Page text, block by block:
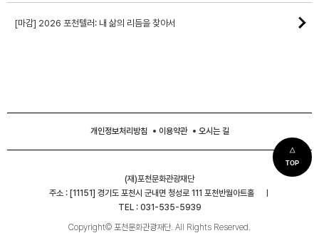
[마감] 2026 포천텔러: 내 삶의 리듬을 찾아서
개인정보처리방침 이용약관 오시는 길
(재)포천문화관광재단
주소 : [11151] 경기도 포천시 군내면 청성로 111 포천반월아트홀
ㅣ
TEL : 031-535-5939
Copyright© 포천문화관광재단. All Rights Reserved.
△
TOP